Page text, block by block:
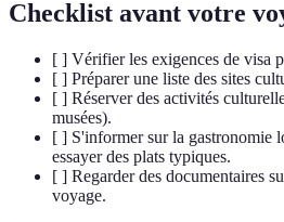
Checklist avant votre
[ ] Vérifier les exigences de visa
[ ] Préparer une liste des sites
[ ] Réserver des activités
musées).
[ ] S'informer sur la gastronomie
essayer des plats typiques.
[ ] Regarder des documentaires
voyage.